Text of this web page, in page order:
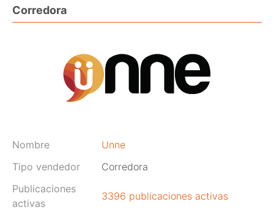
Corredora
Nombre
Unne
Tipo vendedor
Corredora
Publicaciones
activas
3396 publicaciones activas